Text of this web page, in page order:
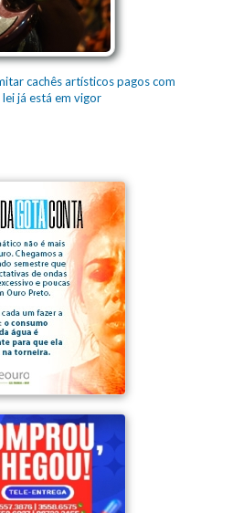
cachês artísticos pagos com
já está em vigor